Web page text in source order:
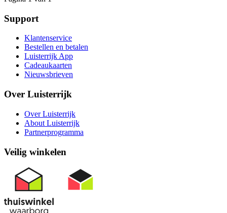
Support
Klantenservice
Bestellen en betalen
Luisterrijk App
Cadeaukaarten
Nieuwsbrieven
Over Luisterrijk
Over Luisterrijk
About Luisterrijk
Partnerprogramma
Veilig winkelen